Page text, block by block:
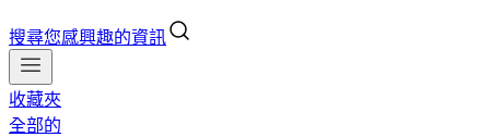
搜尋您感興趣的資訊
收藏夾
全部的
01BTS(防